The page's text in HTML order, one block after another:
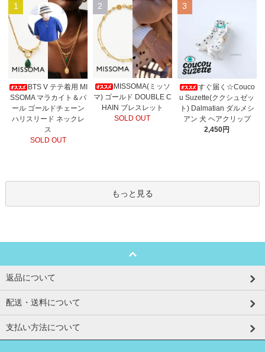
1
BTS V テテ着用 MI
SSOMA マラカイト＆パ
ール ゴールドチェーン
ハリスリード ネックレ
ス
SOLD OUT
2
MISSOMA(ミッソ
マ) ゴールド DOUBLE C
HAIN ブレスレット
SOLD OUT
3
すぐ届く☆Couco
u Suzette(ククシュゼッ
ト) Dalmatian ダルメシ
アン 犬 ヘアクリップ
2,450円
もっと見る
返品について
配送・送料について
支払い方法について